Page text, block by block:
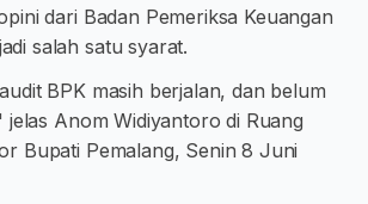
dari Badan Pemeriksa Keuangan
salah satu syarat.
BPK masih berjalan, dan belum
Anom Widiyantoro di Ruang
Bupati Pemalang, Senin 8 Juni